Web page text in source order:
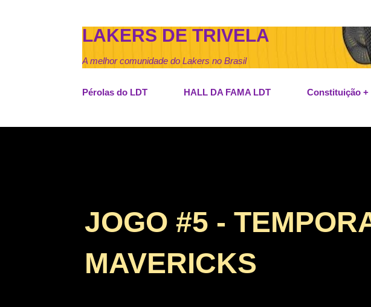
LAKERS DE TRIVELA
A melhor comunidade do Lakers no Brasil
Pérolas do LDT HALL DA FAMA LDT Constituição +
JOGO #5 -
MAVERICKS